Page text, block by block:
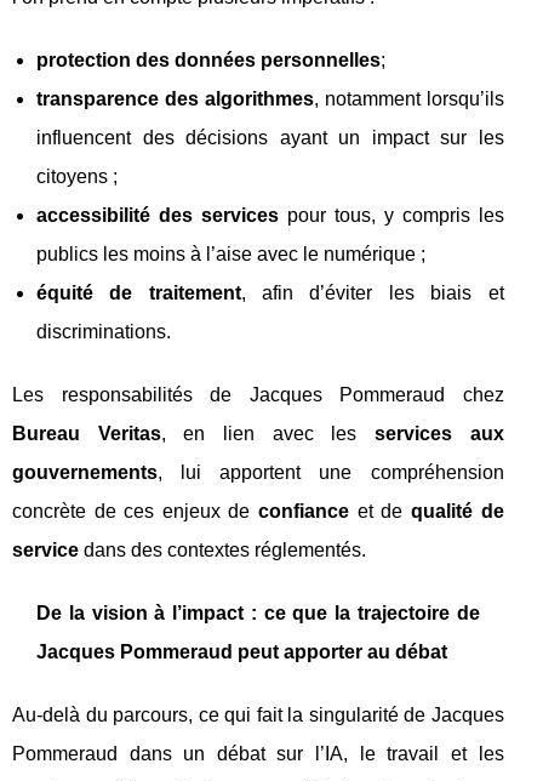
protection des données personnelles;
transparence des algorithmes, notamment lorsqu’ils
influencent des décisions ayant un impact sur les
citoyens ;
accessibilité des servicespour tous, y compris les
publics les moins à l’aise avec le numérique ;
équité de traitement, afin d’éviter les biais et
discriminations.
Les responsabilités de Jacques Pommeraud chez
Bureau Veritas, en lien avec les services aux
gouvernements, lui apportent une compréhension
concrète de ces enjeux deconfiance et de qualité de
service dans des contextes réglementés.
De la vision à l’impact : ce que la trajectoire de
Jacques Pommeraud peut apporter au débat
Au‑delà du parcours, ce qui fait la singularité de Jacques
Pommeraud dans un débat sur l’IA, le travail et les